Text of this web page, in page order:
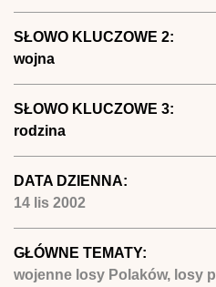
SŁOWO KLUCZOWE 2:
wojna
SŁOWO KLUCZOWE 3:
rodzina
DATA DZIENNA:
14 lis 2002
GŁÓWNE TEMATY:
wojenne losy Polaków, losy